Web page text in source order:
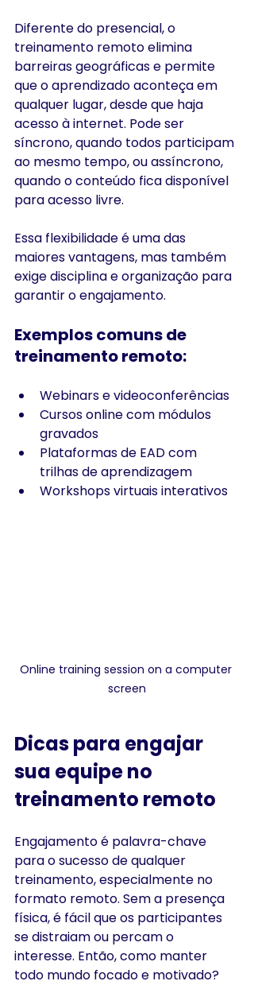
Diferente do presencial, o
treinamento remoto elimina
barreiras geográficas e permite
que o aprendizado aconteça em
qualquer lugar, desde que haja
acesso à internet. Pode ser
síncrono, quando todos participam
ao mesmo tempo, ou assíncrono,
quando o conteúdo fica disponível
para acesso livre.
Essa flexibilidade é uma das
maiores vantagens, mas também
exige disciplina e organização para
garantir o engajamento.
Exemplos comuns de
treinamento remoto:
Webinars e videoconferências
Cursos online com módulos
gravados
Plataformas de EAD com
trilhas de aprendizagem
Workshops virtuais interativos
Online training session on a computer
screen
Dicas para engajar
sua equipe no
treinamento remoto
Engajamento é palavra-chave
para o sucesso de qualquer
treinamento, especialmente no
formato remoto. Sem a presença
física, é fácil que os participantes
se distraiam ou percam o
interesse. Então, como manter
todo mundo focado e motivado?